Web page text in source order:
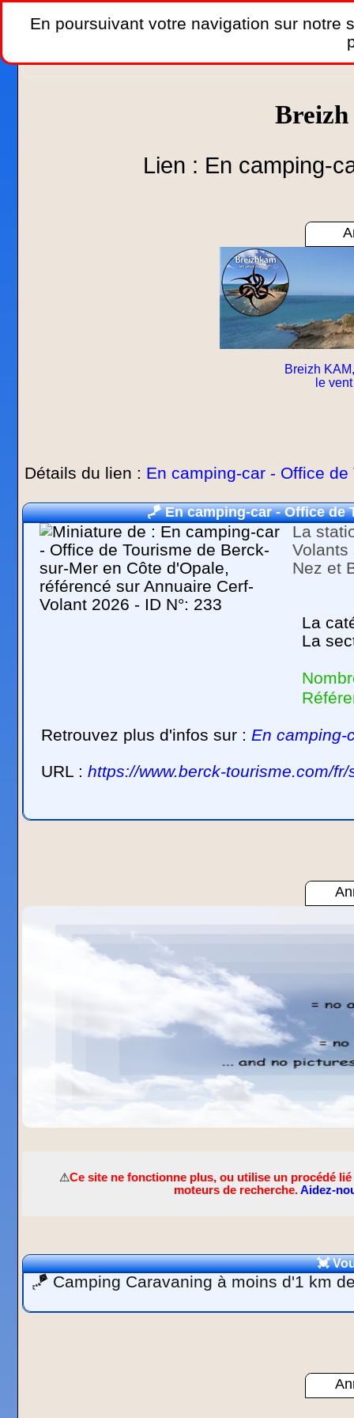
Lien : En camping-
Breizh
le
Détails du lien : En camping-car - Office
🪁En camping-car - Office de
La
Volants
Nez et
La
La
Retrouvez plus d'infos sur : En camping-
URL : https://www.berck-tourisme.com/
⚠Ce site ne fonctionne plus, ou utilise un procédé
moteurs de recherche.Aidez-
💓
🪁 Camping Caravaning à moins d'1 km
En poursuivant votre navigation sur notre